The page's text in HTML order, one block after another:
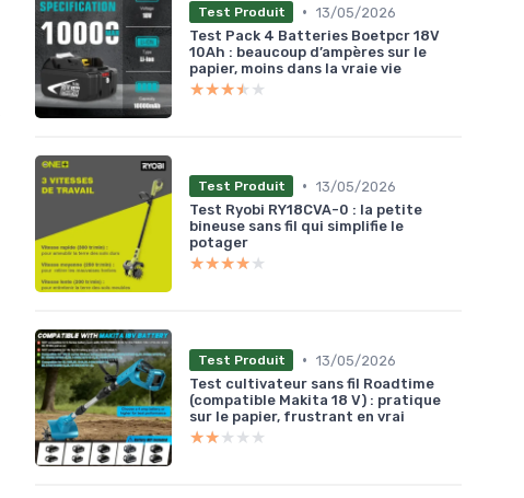
Test Produit • 13/05/2026
Test Pack 4 Batteries Boetpcr 18V
10Ah : beaucoup d’ampères sur le
papier, moins dans la vraie vie
★★★★★
★★★★★
Test Produit • 13/05/2026
Test Ryobi RY18CVA-0 : la petite
bineuse sans fil qui simplifie le
potager
★★★★★
★★★★★
Test Produit • 13/05/2026
Test cultivateur sans fil Roadtime
(compatible Makita 18 V) : pratique
sur le papier, frustrant en vrai
★★★★★
★★★★★